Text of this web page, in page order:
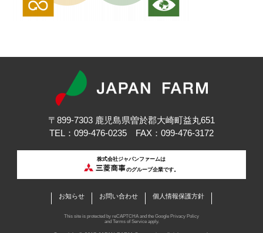
〒899-7303 鹿児島県曽於郡大崎町益丸651
TEL：099-476-0235 FAX：099-476-3172
株式会社ジャパンファームは
のグループ企業です。
お知らせ お問い合わせ 個人情報保護方針
This site is protected by reCAPTCHA and the Google Privacy Policy
and Terms of Serviceapply.